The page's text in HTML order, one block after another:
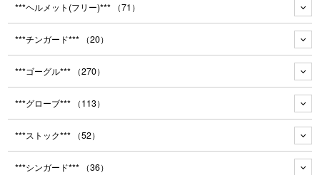
***ヘルメット(フリー)*** （71）
***チンガード*** （20）
***ゴーグル*** （270）
***グローブ*** （113）
***ストック*** （52）
***シンガード*** （36）